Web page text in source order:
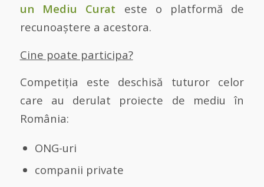
un Mediu Curat este o platformă de
recunoaștere a acestora.
Cine poate participa?
Competiția este deschisă tuturor celor
care au derulat proiecte de mediu în
România:
ONG-uri
companii private